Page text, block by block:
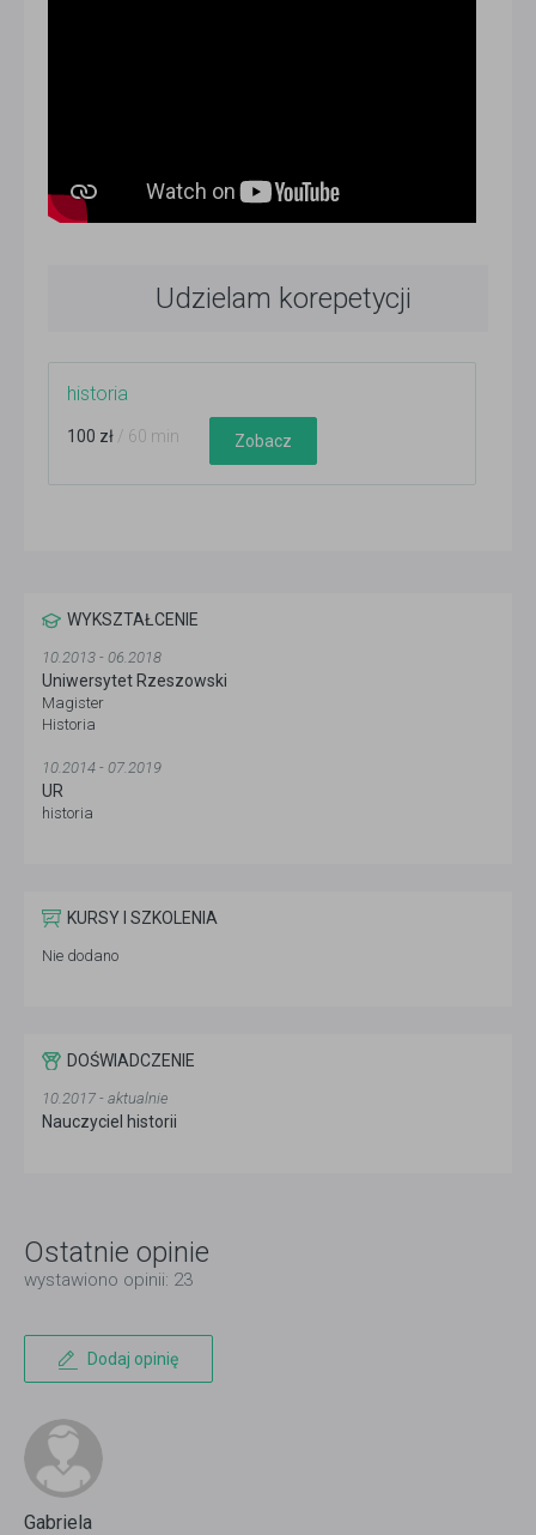
Udzielam korepetycji
historia
100 zł / 60 min Zobacz
WYKSZTAŁCENIE
10.2013 - 06.2018
Uniwersytet Rzeszowski
Magister
Historia
10.2014 - 07.2019
UR
historia
KURSY I SZKOLENIA
Nie dodano
DOŚWIADCZENIE
10.2017 - aktualnie
Nauczyciel historii
Ostatnie opinie
wystawiono opinii: 23
Dodaj opinię
Gabriela